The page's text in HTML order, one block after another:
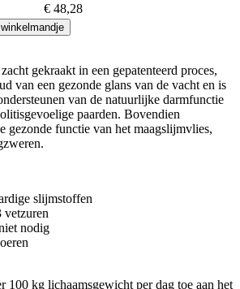
€ 48,28
gekraakt in een gepatenteerd proces,
van een gezonde glans van de vacht en is
van de natuurlijke darmfunctie
paarden. Bovendien
gezonde functie van het maagslijmvlies,
slijmstoffen
vetzuren
nodig
100 kg lichaamsgewicht per dag toe aan het